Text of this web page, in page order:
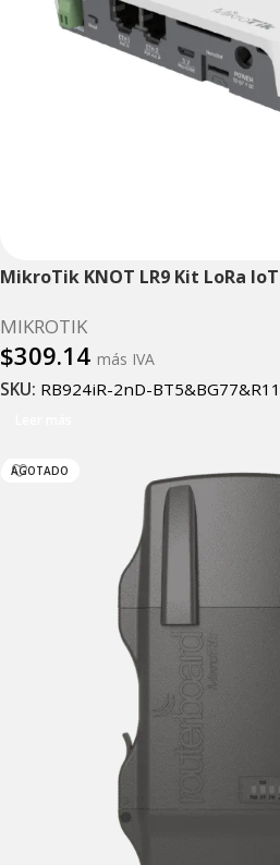
MikroTik KNOT LR9 Kit LoRa
MIKROTIK
$309.14 más IVA
SKU: RB924iR-2nD-
AGOTADO